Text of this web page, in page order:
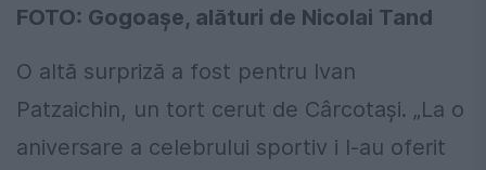
FOTO: Gogoașe, alături de Nicolai Tand
O altă surpriză a fost pentru Ivan
Patzaichin, un tort cerut de Cârcotași. „La o
aniversare a celebrului sportiv i l-au oferit